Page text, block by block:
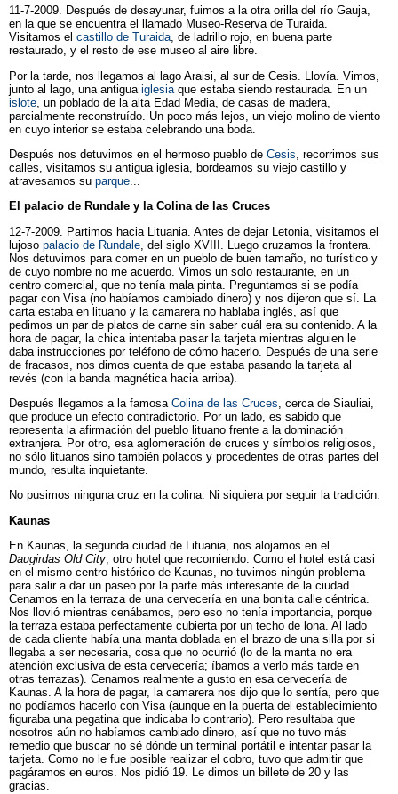
11-7-2009. Después de desayunar, fuimos a la otra orilla del río Gauja,
en la que se encuentra el llamado Museo-Reserva de Turaida.
Visitamos el castillo de Turaida, de ladrillo rojo, en buena parte
restaurado, y el resto de ese museo al aire libre.
Por la tarde, nos llegamos al lago Araisi, al sur de Cesis. Llovía. Vimos,
junto al lago, una antigua iglesia que estaba siendo restaurada. En un
islote , un poblado de la alta Edad Media, de casas de madera,
parcialmente reconstruído. Un poco más lejos, un viejo molino de viento
en cuyo interior se estaba celebrando una boda.
Después nos detuvimos en el hermoso pueblo de Cesis, recorrimos sus
calles, visitamos su antigua iglesia, bordeamos su viejo castillo y
atravesamos su parque...
El palacio de Rundale y la Colina de las Cruces
12-7-2009. Partimos hacia Lituania. Antes de dejar Letonia, visitamos el
lujoso palacio de Rundale , del siglo XVIII. Luego cruzamos la frontera.
Nos detuvimos para comer en un pueblo de buen tamaño, no turístico y
de cuyo nombre no me acuerdo. Vimos un solo restaurante, en un
centro comercial, que no tenía mala pinta. Preguntamos si se podía
pagar con Visa (no habíamos cambiado dinero) y nos dijeron que sí. La
carta estaba en lituano y la camarera no hablaba inglés, así que
pedimos un par de platos de carne sin saber cuál era su contenido. A la
hora de pagar, la chica intentaba pasar la tarjeta mientras alguien le
daba instrucciones por teléfono de cómo hacerlo. Después de una serie
de fracasos, nos dimos cuenta de que estaba pasando la tarjeta al
revés (con la banda magnética hacia arriba).
Después llegamos a la famosa Colina de las Cruces, cerca de Siauliai,
que produce un efecto contradictorio. Por un lado, es sabido que
representa la afirmación del pueblo lituano frente a la dominación
extranjera. Por otro, esa aglomeración de cruces y símbolos religiosos,
no sólo lituanos sino también polacos y procedentes de otras partes del
mundo, resulta inquietante.
No pusimos ninguna cruz en la colina. Ni siquiera por seguir la tradición.
Kaunas
En Kaunas, la segunda ciudad de Lituania, nos alojamos en el
Daugirdas Old City, otro hotel que recomiendo. Como el hotel está casi
en el mismo centro histórico de Kaunas, no tuvimos ningún problema
para salir a dar un paseo por la parte más interesante de la ciudad.
Cenamos en la terraza de una cervecería en una bonita calle céntrica.
Nos llovió mientras cenábamos, pero eso no tenía importancia, porque
la terraza estaba perfectamente cubierta por un techo de lona. Al lado
de cada cliente había una manta doblada en el brazo de una silla por si
llegaba a ser necesaria, cosa que no ocurrió (lo de la manta no era
atención exclusiva de esta cervecería; íbamos a verlo más tarde en
otras terrazas). Cenamos realmente a gusto en esa cervecería de
Kaunas. A la hora de pagar, la camarera nos dijo que lo sentía, pero que
no podíamos hacerlo con Visa (aunque en la puerta del establecimiento
figuraba una pegatina que indicaba lo contrario). Pero resultaba que
nosotros aún no habíamos cambiado dinero, así que no tuvo más
remedio que buscar no sé dónde un terminal portátil e intentar pasar la
tarjeta. Como no le fue posible realizar el cobro, tuvo que admitir que
pagáramos en euros. Nos pidió 19. Le dimos un billete de 20 y las
gracias.